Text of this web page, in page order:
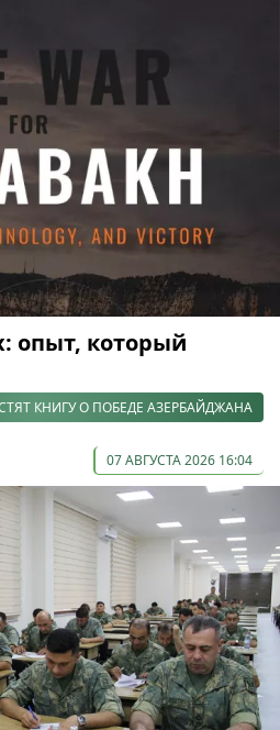
опыт, который
КНИГУ О ПОБЕДЕ АЗЕРБАЙДЖАНА
07 АВГУСТА 2026 16:04